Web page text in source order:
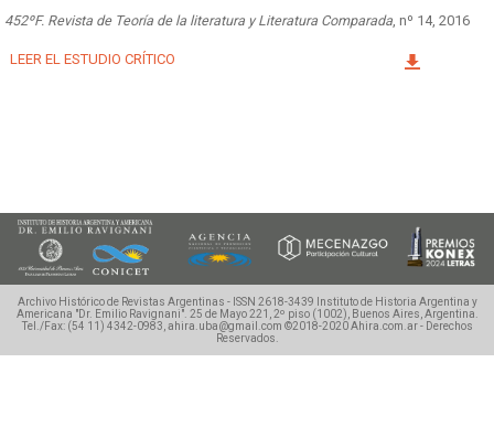
Facebook
Instagram
Twitter
Mail
452ºF. Revista de Teoría de la literatura y Literatura Comparada, nº 14, 2016
LEER EL ESTUDIO CRÍTICO
Archivo Histórico de Revistas Argentinas - ISSN 2618-3439
Instituto de Historia Argentina y
Americana "Dr. Emilio Ravignani". 25 de Mayo 221, 2º piso (1002), Buenos Aires, Argentina.
Tel./Fax: (54 11) 4342-0983, ahira.uba@gmail.com ©2018-2020 Ahira.com.ar - Derechos
Reservados.